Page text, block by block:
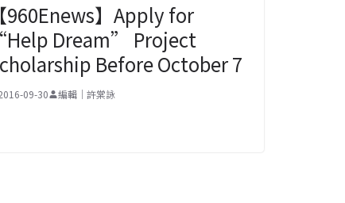
【960Enews】Apply for
“Help Dream” Project
Before October 7
09-30 編輯｜許棠詠